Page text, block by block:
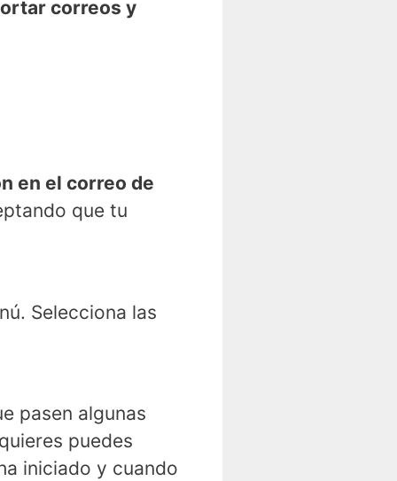
correos y
en el correo de
que tu
Selecciona las
pasen algunas
puedes
iniciado y cuando